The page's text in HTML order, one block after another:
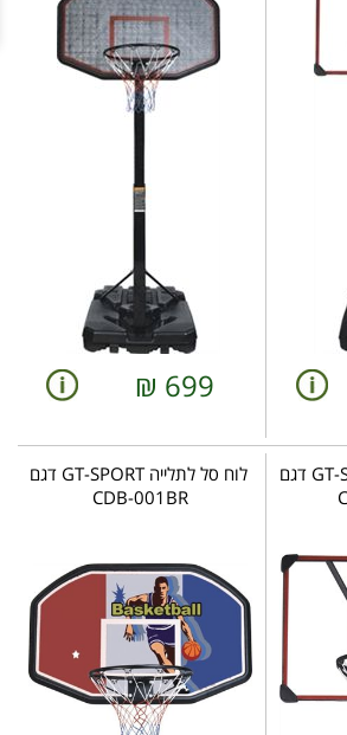
699
₪
לוח סל לתלייה GT-SPORT דגם
לוח סל לתלייה GT-SPORT דגם
CDB-001BR